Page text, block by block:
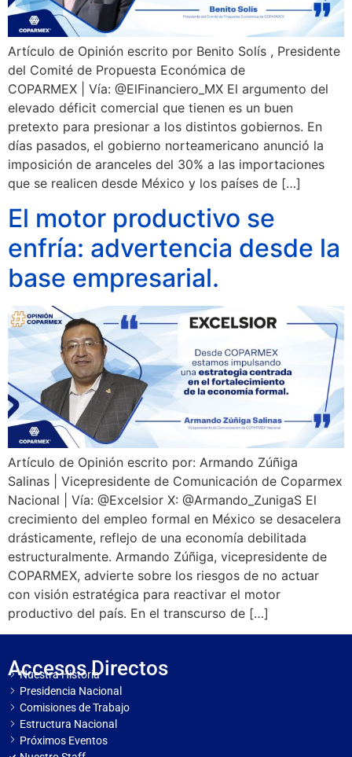
Artículo de Opinión escrito por Benito Solís , Presidente
del Comité de Propuesta Económica de
COPARMEX | Vía: @ElFinanciero_MX El argumento del
elevado déficit comercial que tienen es un buen
pretexto para presionar a los distintos gobiernos. En
días pasados, el gobierno norteamericano anunció la
imposición de aranceles del 30% a las importaciones
que se realicen desde México y los países de […]
El motor productivo se
enfría: advertencia desde la
base empresarial.
Artículo de Opinión escrito por: Armando Zúñiga
Salinas | Vicepresidente de Comunicación de Coparmex
Nacional | Vía: @Excelsior X: @Armando_ZunigaS El
crecimiento del empleo formal en México se desacelera
drásticamente, reflejo de una economía debilitada
estructuralmente. Armando Zúñiga, vicepresidente de
COPARMEX, advierte sobre los riesgos de no actuar
con visión estratégica para reactivar el motor
productivo del país. En el transcurso de […]
Accesos Directos
Nuestra Historia
Presidencia Nacional
Comisiones de Trabajo
Estructura Nacional
Próximos Eventos